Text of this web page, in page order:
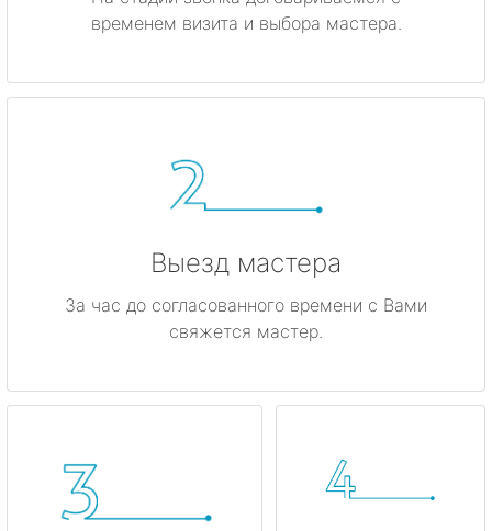
временем визита и выбора мастера.
Выезд мастера
За час до согласованного времени с Вами
свяжется мастер.